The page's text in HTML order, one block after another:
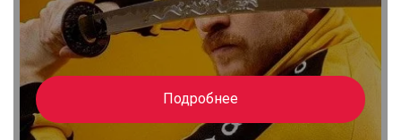
Подробнее